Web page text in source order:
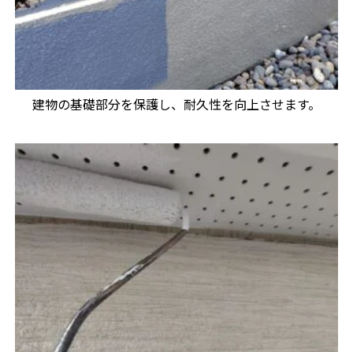
建物の基礎部分を保護し、耐久性を向上させます。